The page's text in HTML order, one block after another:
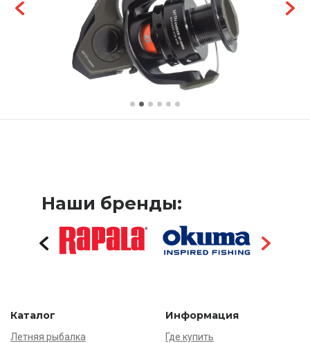
Наши бренды:
Каталог
Летняя рыбалка
Информация
Где купить